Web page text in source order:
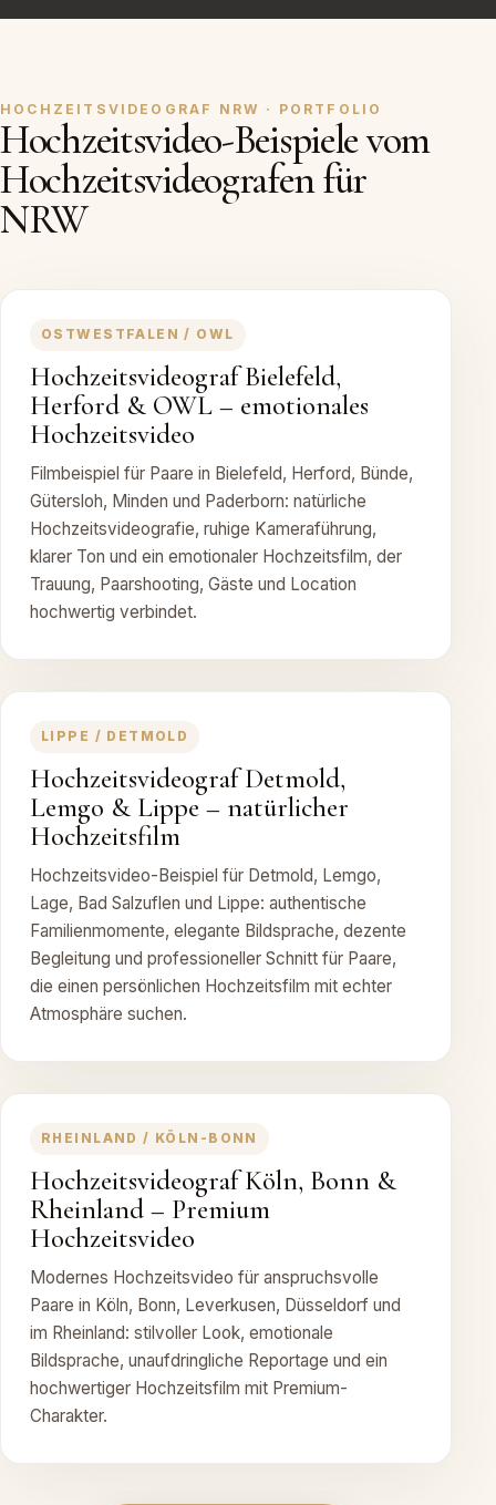
HOCHZEITSVIDEOGRAF NRW · PORTFOLIO
Hochzeitsvideo-Beispiele vom
Hochzeitsvideografen für
NRW
OSTWESTFALEN / OWL
Hochzeitsvideograf Bielefeld,
Herford & OWL – emotionales
Hochzeitsvideo
Filmbeispiel für Paare in Bielefeld, Herford, Bünde,
Gütersloh, Minden und Paderborn: natürliche
Hochzeitsvideografie, ruhige Kameraführung,
klarer Ton und ein emotionaler Hochzeitsfilm, der
Trauung, Paarshooting, Gäste und Location
hochwertig verbindet.
LIPPE / DETMOLD
Hochzeitsvideograf Detmold,
Lemgo & Lippe – natürlicher
Hochzeitsfilm
Hochzeitsvideo-Beispiel für Detmold, Lemgo,
Lage, Bad Salzuflen und Lippe: authentische
Familienmomente, elegante Bildsprache, dezente
Begleitung und professioneller Schnitt für Paare,
die einen persönlichen Hochzeitsfilm mit echter
Atmosphäre suchen.
RHEINLAND / KÖLN-BONN
Hochzeitsvideograf Köln, Bonn &
Rheinland – Premium
Hochzeitsvideo
Modernes Hochzeitsvideo für anspruchsvolle
Paare in Köln, Bonn, Leverkusen, Düsseldorf und
im Rheinland: stilvoller Look, emotionale
Bildsprache, unaufdringliche Reportage und ein
hochwertiger Hochzeitsfilm mit Premium-
Charakter.